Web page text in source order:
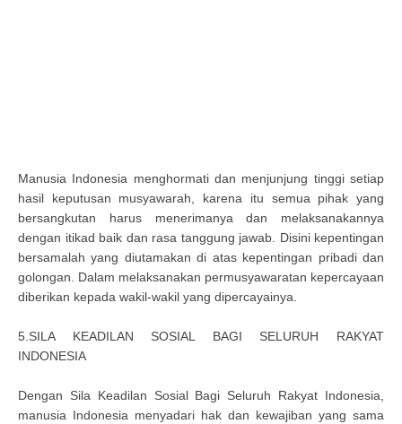
Manusia Indonesia menghormati dan menjunjung tinggi setiap
hasil keputusan musyawarah, karena itu semua pihak yang
bersangkutan harus menerimanya dan melaksanakannya
dengan itikad baik dan rasa tanggung jawab. Disini kepentingan
bersamalah yang diutamakan di atas kepentingan pribadi dan
golongan. Dalam melaksanakan permusyawaratan kepercayaan
diberikan kepada wakil-wakil yang dipercayainya.
5.SILA KEADILAN SOSIAL BAGI SELURUH RAKYAT
INDONESIA
Dengan Sila Keadilan Sosial Bagi Seluruh Rakyat Indonesia,
manusia Indonesia menyadari hak dan kewajiban yang sama